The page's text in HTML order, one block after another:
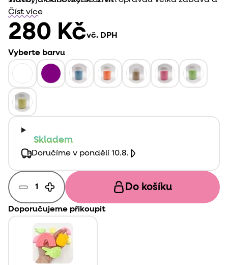
také relax!
Číst více
280 Kčvč. DPH
Vyberte barvu
Skladem
Doručíme v pondělí 10.8.
Do košíku
Doporučujeme přikoupit